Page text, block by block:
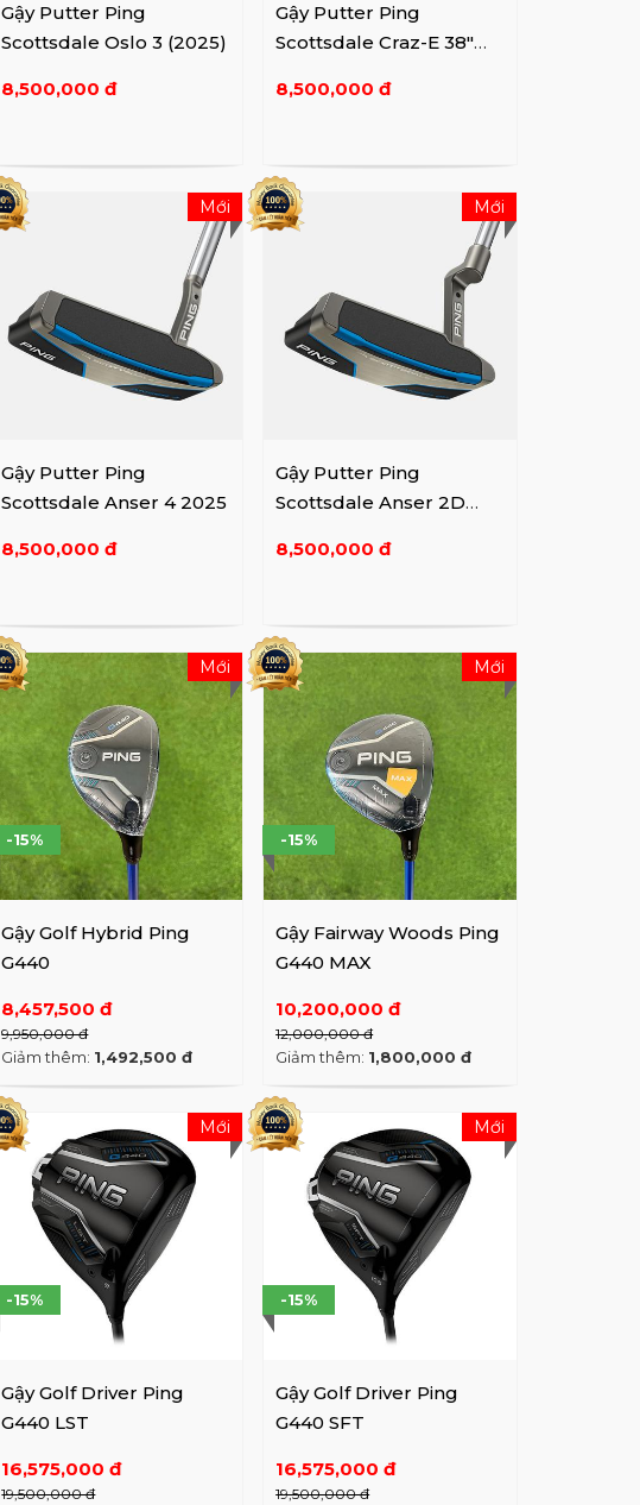
Gậy Putter Ping
Scottsdale Oslo 3 (2025)
8,500,000 đ
Gậy Putter Ping
Scottsdale Craz-E 38"
8,500,000 đ
Gậy Putter Ping
Scottsdale Anser 4 2025
8,500,000 đ
Mới
Gậy Putter Ping
Scottsdale Anser 2D
8,500,000 đ
Mới
Gậy Golf Hybrid Ping
G440
8,457,500 đ
9,950,000 đ
-15%
Giảm thêm: 1,492,500 đ
Mới
Gậy Fairway Woods Ping
G440 MAX
10,200,000 đ
12,000,000 đ
-15%
Giảm thêm: 1,800,000 đ
Mới
Gậy Golf Driver Ping
G440 LST
16,575,000 đ
19,500,000 đ
-15%
Mới
Gậy Golf Driver Ping
G440 SFT
16,575,000 đ
19,500,000 đ
-15%
Mới